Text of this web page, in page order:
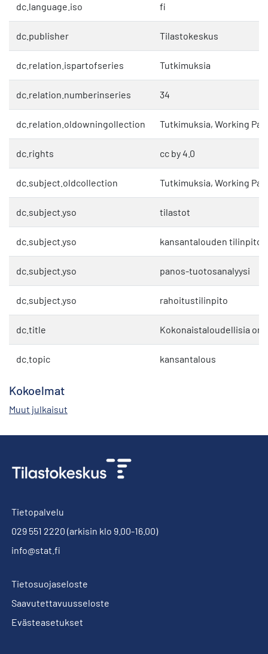
dc.language.iso fi
dc.publisher Tilastokeskus
dc.relation.ispartofseries Tutkimuksia
dc.relation.numberinseries 34
dc.relation.oldowningollection Tutkimuksia, Working
dc.rights cc by 4.0
dc.subject.oldcollection Tutkimuksia, Working
dc.subject.yso tilastot
dc.subject.yso kansantalouden tilinpito
dc.subject.yso panos-tuotosanalyysi
dc.subject.yso rahoitustilinpito
dc.title Kokonaistaloudellisia
dc.topic kansantalous
Kokoelmat
Muut julkaisut
Tietopalvelu
029 551 2220 (arkisin klo 9.00-16.00)
info@stat.fi
Tietosuojaseloste
Saavutettavuusseloste
Evästeasetukset